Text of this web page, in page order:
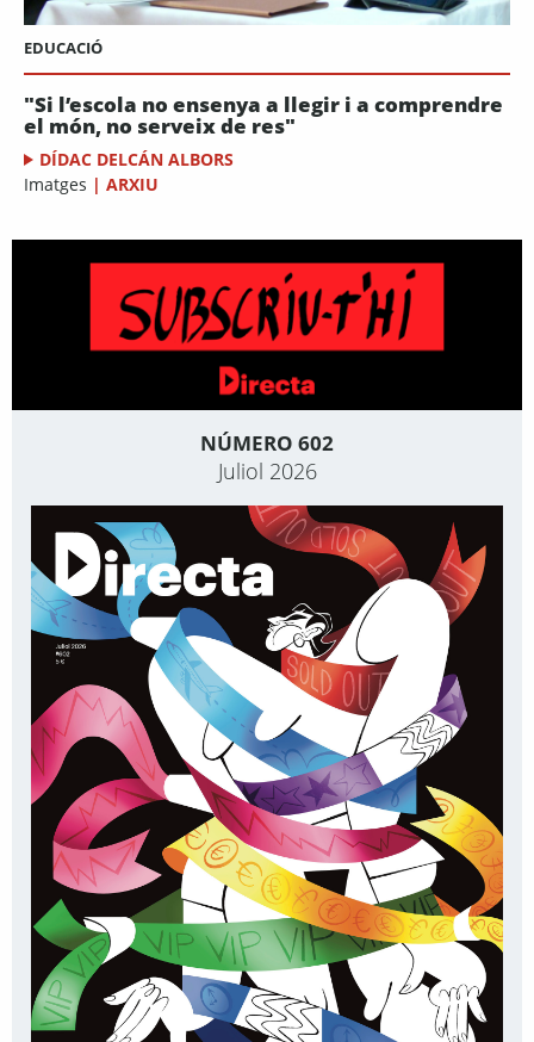
EDUCACIÓ
"Si l’escola no ensenya a llegir i a comprendre
el món, no serveix de res"
DÍDAC DELCÁN ALBORS
Imatges | ARXIU
NÚMERO 602
Juliol 2026